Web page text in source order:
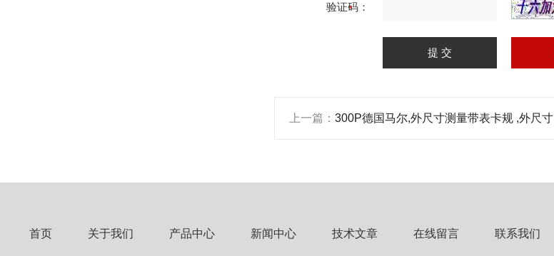
验证码：
上一篇： 300P德国马尔,外尺寸测量带表卡规 ,外尺寸测量带表卡规
首页 关于我们 产品中心 新闻中心 技术文章 在线留言 联系我们